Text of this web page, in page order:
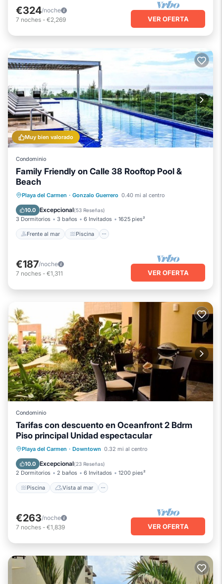
€324/noche
7 noches - €2,269 VER OFERTA
Muy bien valorado
Condominio
Family Friendly on Calle 38 Rooftop Pool &
Beach
Playa del Carmen · Gonzalo Guerrero 0.40 mi al centro
10.0 Excepcional(53 Reseñas)
3 Dormitorios 3 baños 6 Invitados 1625 pies²
Frente al mar Piscina
Frente al mar Piscina
Vista al mar
Balcón/Terraza
€187/noche
7 noches - €1,311 VER OFERTA
Condominio
Tarifas con descuento en Oceanfront 2 Bdrm
Piso principal Unidad espectacular
Playa del Carmen · Downtown 0.32 mi al centro
10.0 Excepcional(23 Reseñas)
2 Dormitorios 2 baños 6 Invitados 1200 pies²
Piscina Vista al mar
Piscina
Vista al mar
Balcón/Terraza
€263/noche
7 noches - €1,839 VER OFERTA